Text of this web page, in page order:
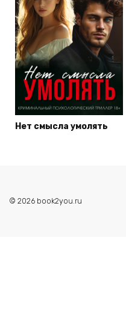
Нет смысла умолять
© 2026 book2you.ru